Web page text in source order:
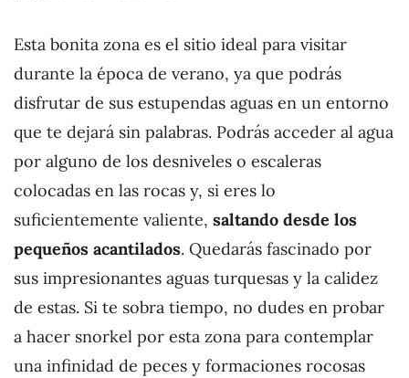
Esta bonita zona es el sitio ideal para visitar
durante la época de verano, ya que podrás
disfrutar de sus estupendas aguas en un entorno
que te dejará sin palabras. Podrás acceder al agua
por alguno de los desniveles o escaleras
colocadas en las rocas y, si eres lo
suficientemente valiente, saltando desde los
pequeños acantilados. Quedarás fascinado por
sus impresionantes aguas turquesas y la calidez
de estas. Si te sobra tiempo, no dudes en probar
a hacer snorkel por esta zona para contemplar
una infinidad de peces y formaciones rocosas